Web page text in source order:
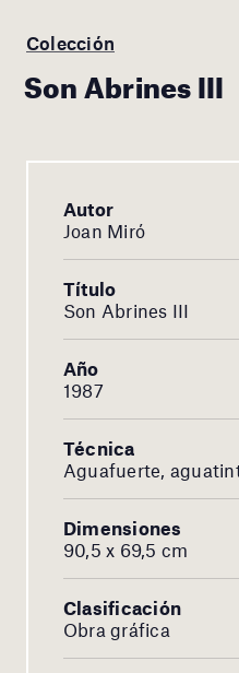
Colección
Son Abrines III
Autor
Joan Miró
Título
Son Abrines III
Año
1987
Técnica
Aguafuerte,
Dimensiones
90,5 x 69,5 cm
Clasificación
Obra gráfica